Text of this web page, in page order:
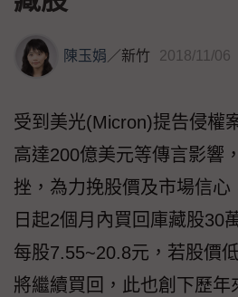
陳玉娟／新竹 2018/11/06
受到美光(Micron)提告侵權
高達200億美元等傳言影響
挫，為力挽股價及市場信心
日起2個月內買回庫藏股30
每股7.55~20.8元，若股價
將繼續買回，此也創下歷年